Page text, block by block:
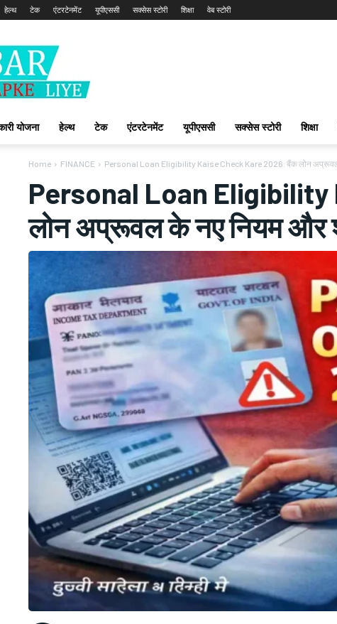
हेल्थ टेक एंटरटेनमेंट यूपीएससी सक्सेस स्टोरी शिक्षा वेब स्टोरी
योजना हेल्थ टेक एंटरटेनमेंट यूपीएससी सक्सेस स्टोरी शिक्षा
Home FINANCE Personal Loan Eligibility Kaise Check Kare 2026: बैंक लोन अप्रूवल
Personal Loan
लोन अप्रूवल के नए नियम और